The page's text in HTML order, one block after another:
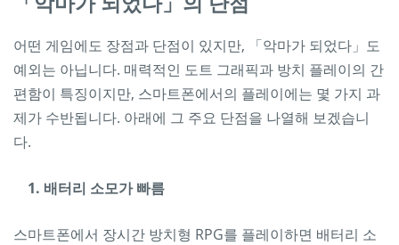
어떤 게임에도 장점과 단점이 있지만, 「악마가 되었다」도
예외는 아닙니다. 매력적인 도트 그래픽과 방치 플레이의 간
편함이 특징이지만, 스마트폰에서의 플레이에는 몇 가지 과
제가 수반됩니다. 아래에 그 주요 단점을 나열해 보겠습니
다.
1. 배터리 소모가 빠름
스마트폰에서 장시간 방치형 RPG를 플레이하면 배터리 소